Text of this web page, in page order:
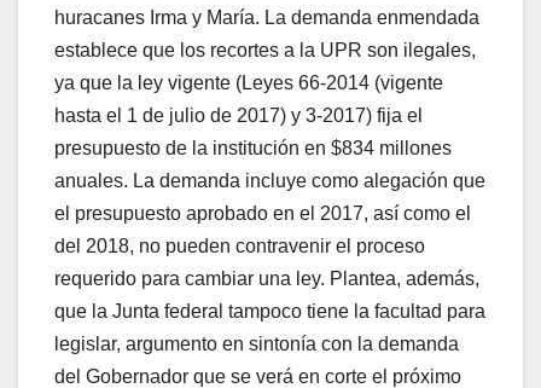
huracanes Irma y María. La demanda enmendada
establece que los recortes a la UPR son ilegales,
ya que la ley vigente (Leyes 66-2014 (vigente
hasta el 1 de julio de 2017) y 3-2017) fija el
presupuesto de la institución en $834 millones
anuales. La demanda incluye como alegación que
el presupuesto aprobado en el 2017, así como el
del 2018, no pueden contravenir el proceso
requerido para cambiar una ley. Plantea, además,
que la Junta federal tampoco tiene la facultad para
legislar, argumento en sintonía con la demanda
del Gobernador que se verá en corte el próximo